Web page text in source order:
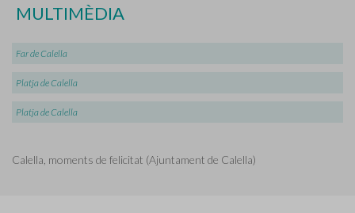
MULTIMÈDIA
Far de Calella
Platja de Calella
Platja de Calella
Calella, moments de felicitat (Ajuntament de Calella)